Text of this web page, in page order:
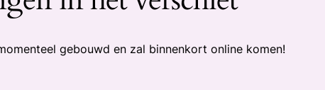
gebouwd en zal binnenkort online komen!